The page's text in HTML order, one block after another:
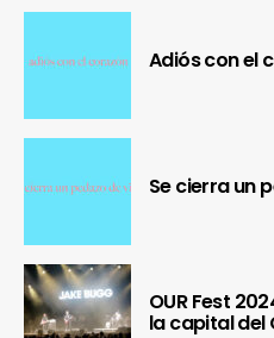
Adiós con el
Se cierra un
OUR Fest
la capital del